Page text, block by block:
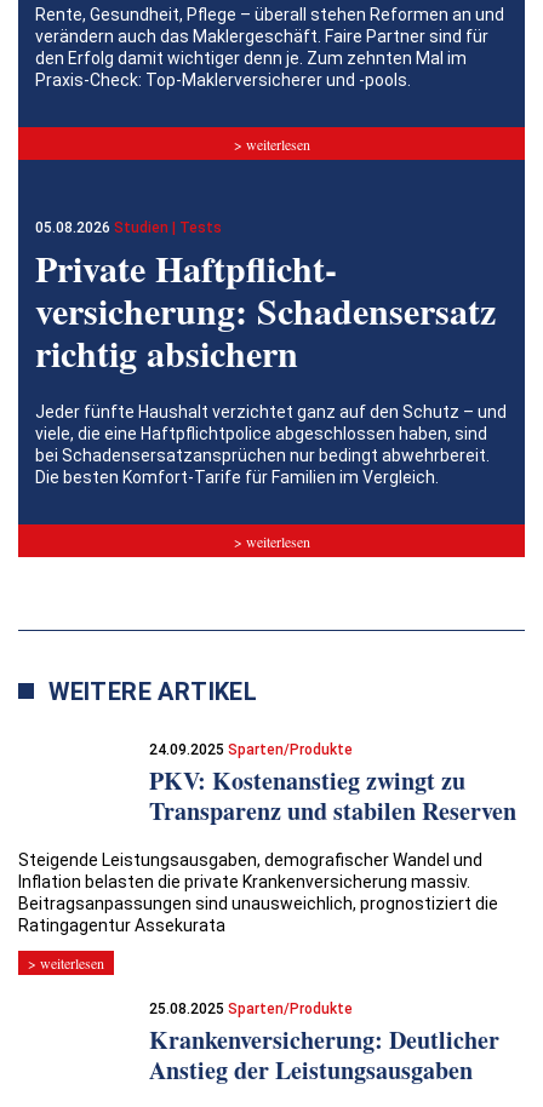
Rente, Gesundheit, Pflege – überall stehen Reformen an und
verändern auch das Maklergeschäft. Faire Partner sind für
den Erfolg damit wichtiger denn je. Zum zehnten Mal im
Praxis-Check: Top-Maklerversicherer und -pools.
> weiterlesen
05.08.2026 Studien | Tests
Private Haftpflicht­
versicherung: Schadensersatz
richtig absichern
Jeder fünfte Haushalt verzichtet ganz auf den Schutz – und
viele, die eine Haftpflichtpolice abgeschlossen haben, sind
bei Schadensersatzansprüchen nur bedingt abwehrbereit.
Die besten Komfort-Tarife für Familien im Vergleich.
> weiterlesen
WEITERE ARTIKEL
24.09.2025Sparten/Produkte
PKV: Kostenanstieg zwingt zu
Transparenz und stabilen Reserven
Steigende Leistungsausgaben, demografischer Wandel und
Inflation belasten die private Krankenversicherung massiv.
Beitragsanpassungen sind unausweichlich, prognostiziert die
Ratingagentur Assekurata
> weiterlesen
25.08.2025Sparten/Produkte
Krankenversicherung: Deutlicher
Anstieg der Leistungsausgaben